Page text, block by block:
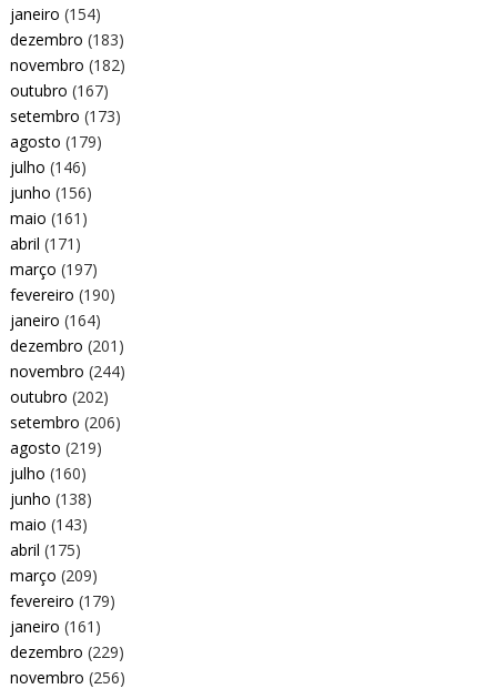
janeiro (154)
dezembro (183)
novembro (182)
outubro (167)
setembro (173)
agosto (179)
julho (146)
junho (156)
maio (161)
abril (171)
março (197)
fevereiro (190)
janeiro (164)
dezembro (201)
novembro (244)
outubro (202)
setembro (206)
agosto (219)
julho (160)
junho (138)
maio (143)
abril (175)
março (209)
fevereiro (179)
janeiro (161)
dezembro (229)
novembro (256)